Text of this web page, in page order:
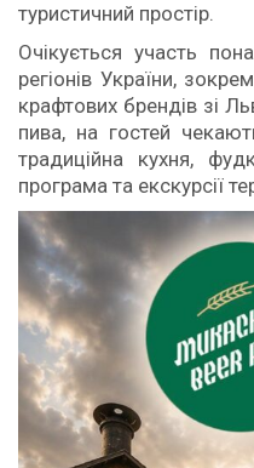
туристичний простір.
Очікується участь
регіонів України,
крафтових брендів зі
пива, на гостей
традиційна кухня,
програма та екскурсії